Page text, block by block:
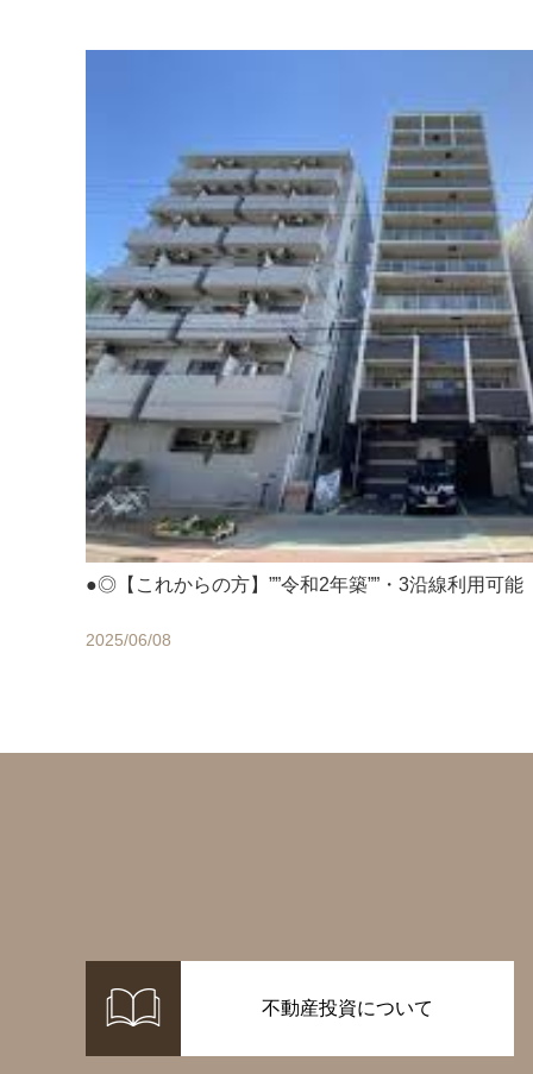
●◎【これからの方】””令和2年築””・3沿線利用可能
2025/06/08
不動産投資について